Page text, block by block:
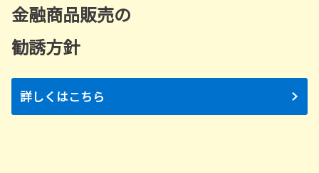
金融商品販売の
勧誘方針
詳しくはこちら